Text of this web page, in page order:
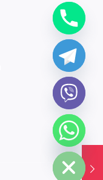
Hide
chaty